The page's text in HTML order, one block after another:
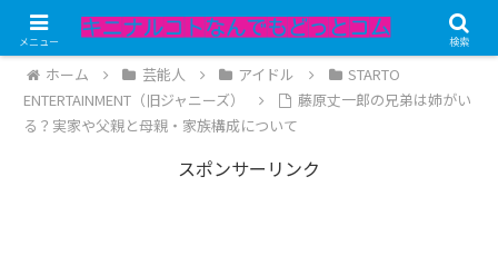
記事内にPRが含まれています。
ホーム 芸能人 アイドル
STARTO
ENTERTAINMENT（旧ジャニーズ）
藤原丈一郎の兄弟は姉がい
る？実家や父親と母親・家族構成について
スポンサーリンク
メニュー 検索